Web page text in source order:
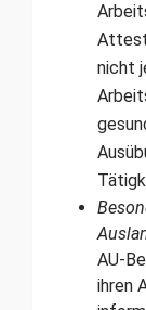
Attest
nicht
AU-
ihren